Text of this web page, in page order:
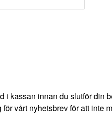
i kassan innan du slutför din
vårt nyhetsbrev för att inte